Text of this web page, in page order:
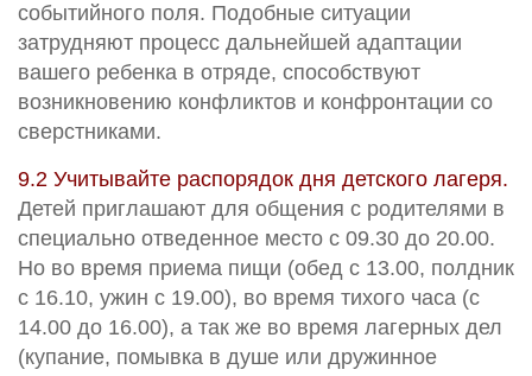
событийного поля. Подобные ситуации
затрудняют процесс дальнейшей адаптации
вашего ребенка в отряде, способствуют
возникновению конфликтов и конфронтации со
сверстниками.
9.2 Учитывайте распорядок дня детского лагеря.
Детей приглашают для общения с родителями в
специально отведенное место с 09.30 до 20.00.
Но во время приема пищи (обед с 13.00, полдник
с 16.10, ужин с 19.00), во время тихого часа (с
14.00 до 16.00), а так же во время лагерных дел
(купание, помывка в душе или дружинное